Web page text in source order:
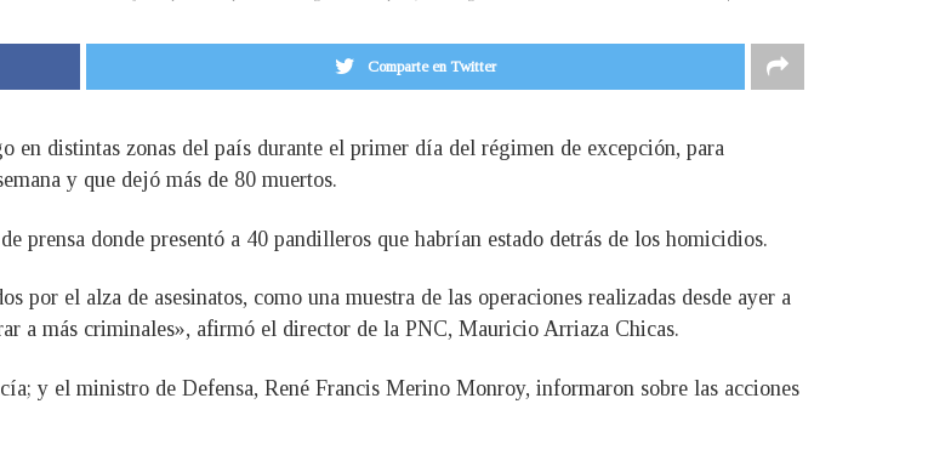
Comparte en Twitter
en distintas zonas del país durante el primer día del régimen de excepción, para
y que dejó más de 80 muertos.
prensa donde presentó a 40 pandilleros que habrían estado detrás de los homicidios.
por el alza de asesinatos, como una muestra de las operaciones realizadas desde ayer a
a más criminales», afirmó el director de la PNC, Mauricio Arriaza Chicas.
y el ministro de Defensa, René Francis Merino Monroy, informaron sobre las acciones